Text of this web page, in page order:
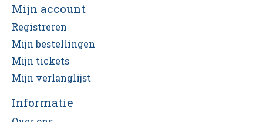
Mijn account
Registreren
Mijn bestellingen
Mijn tickets
Mijn verlanglijst
Informatie